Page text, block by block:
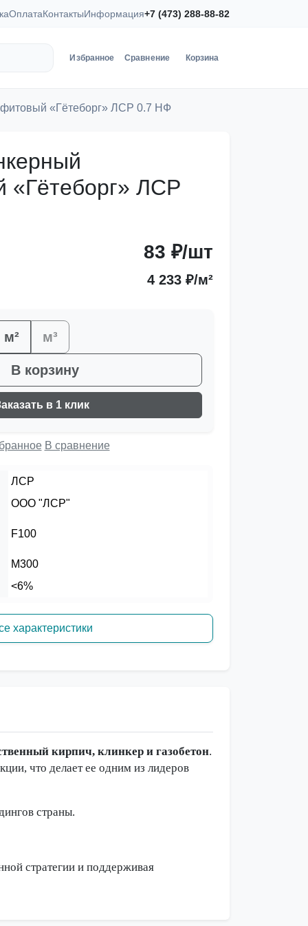
ОплатаКонтактыИнформация+7 (473) 288-88-82
Избранное Сравнение Корзина
«Гётеборг» ЛСР 0.7 НФ
«Гётеборг» ЛСР
83 ₽/шт
4 233 ₽/м²
м² м³
В корзину
в 1 клик
В сравнение
ЛСР
ООО "ЛСР"
F100
М300
<6%
характеристики
кирпич, клинкер и газобетон.
что делает ее одним из лидеров
страны.
стратегии и поддерживая